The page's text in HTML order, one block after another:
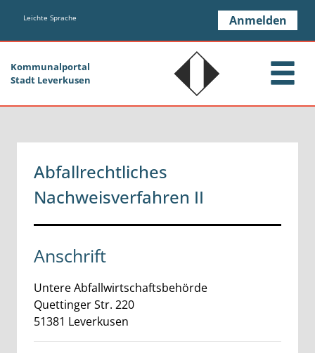
Zum Hauptinhalt springen
Leichte Sprache Anmelden
Kommunalportal
Stadt Leverkusen
Abfallrechtliches
Nachweisverfahren II
Anschrift
Untere Abfallwirtschaftsbehörde
Quettinger Str. 220
51381 Leverkusen